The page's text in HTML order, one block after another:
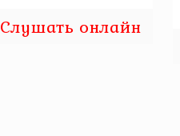
Слушать онлайн